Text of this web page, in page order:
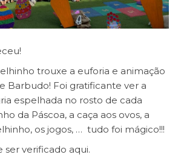
trouxe a euforia e animação
Barbudo! Foi gratificante ver a
espelhada no rosto de cada
da Páscoa, a caça aos ovos, a
os jogos, … tudo foi mágico!!!
ser verificado aqui.